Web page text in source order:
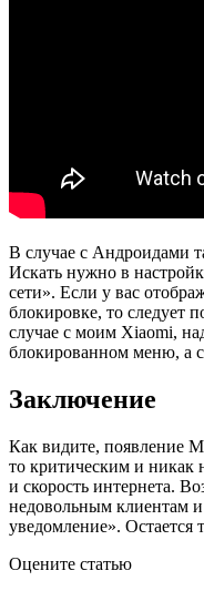
В случае с Андроидами
Искать нужно в
сети». Если у вас
блокировке, то следует
случае с моим Xiaomi,
блокированном меню, а
Заключение
Как видите, появление
то критическим и никак
и скорость интернета.
недовольным клиентам и
уведомление». Остается
Оцените статью